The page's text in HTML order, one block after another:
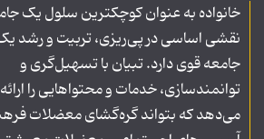
خانواده به عنوان کوچکترین سلول یک
نقشی اساسی در پی‌ریزی، تربیت و رشد
جامعه قوی دارد. تبیان با تسهیل‌گری و
توانمندسازی، خدمات و محتواهایی را ارائه
می‌دهد که بتواند گره‌گشای معضلات